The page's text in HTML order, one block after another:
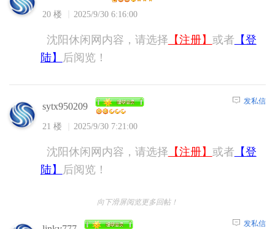
20 楼 2025/9/30 6:16:00
沈阳休闲网内容，请选择 【注册】 或者 【登
陆】
后阅览！
sytx950209
21 楼 2025/9/30 7:21:00
发私信
沈阳休闲网内容，请选择 【注册】 或者 【登
陆】
后阅览！
向下滑屏阅览更多回帖！
发私信